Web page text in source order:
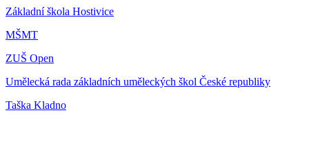
Základní škola Hostivice
MŠMT
ZUŠ Open
Umělecká rada základních uměleckých škol České republiky
Taška Kladno